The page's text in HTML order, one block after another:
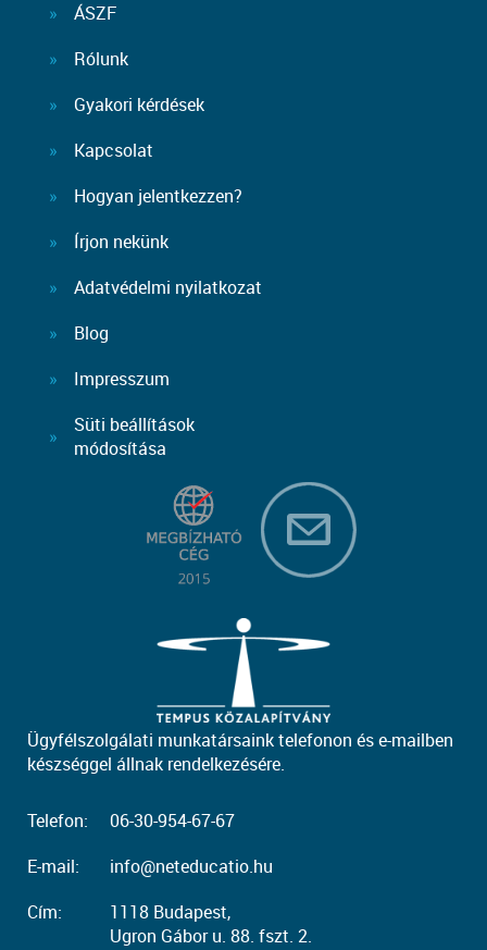
ÁSZF
Rólunk
Gyakori kérdések
Kapcsolat
Hogyan jelentkezzen?
Írjon nekünk
Adatvédelmi nyilatkozat
Blog
Impresszum
Süti beállítások
módosítása
Ügyfélszolgálati munkatársaink telefonon és e-mailben
készséggel állnak rendelkezésére.
Telefon:
06-30-954-67-67
E-mail:
info@neteducatio.hu
Cím:
1118 Budapest,
Ugron Gábor u. 88. fszt. 2.